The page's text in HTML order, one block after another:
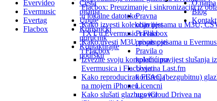
Flacbox: Preuzimanje i sinkronizacija iz
u lokalne datoteke
Kako izvesti kolekciju pjesama u M3U,
TXT u Evermusic i Flacbox
Kako uvesti M3U popis pjesama u
i Flacbox
Izvezite svoju kompletnu povijest slušanja iz
Evermusica i Flacboxa na Last.fm
Kako reproducirati FLAC (bezgubitnu)
na mojem iPhoneu
Kako slušati glazbu s iCloud Drivea na
Evervideo
Evermusic
Evertag
Flacbox
Česta
pitanja
Upute
Korisnički
priručnik
Kontaktirajte
podršku
Pravna
obavijest
Pravila
privatnosti
Pravila o
kolačićima
Uvjeti
korištenja
Licencni
ugovor
O nama
Blog
Kontakt